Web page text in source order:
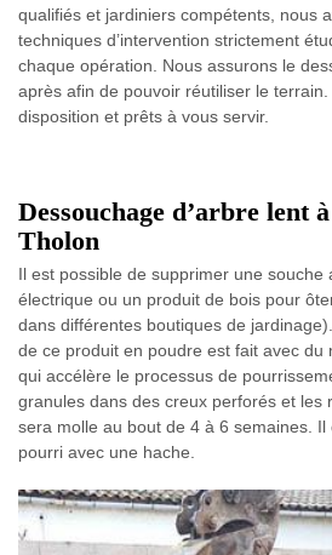
qualifiés et jardiniers compétents, nous
techniques d’intervention strictement
chaque opération. Nous assurons le
après afin de pouvoir réutiliser le
disposition et prêts à vous servir.
Dessouchage d’arbre lent
Tholon
Il est possible de supprimer une souche
électrique ou un produit de bois pour
dans différentes boutiques de
de ce produit en poudre est fait avec du
qui accélère le processus de
granules dans des creux perforés et les
sera molle au bout de 4 à 6 semaines.
pourri avec une hache.